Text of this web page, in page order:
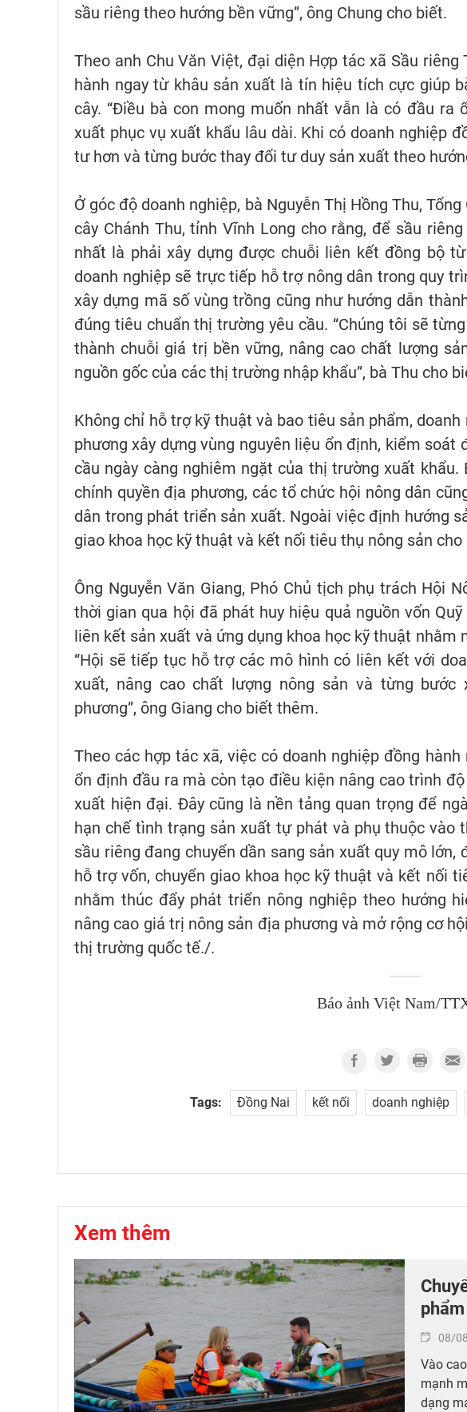
sầu riêng theo hướng bền vững”, ông Chung cho biết.
Theo anh Chu Văn Việt, đại diện Hợp tác xã Sầu
hành ngay từ khâu sản xuất là tín hiệu tích cực giúp
cây. “Điều bà con mong muốn nhất vẫn là có đầu ra
xuất phục vụ xuất khẩu lâu dài. Khi có doanh nghiệp
tư hơn và từng bước thay đổi tư duy sản xuất theo
Ở góc độ doanh nghiệp, bà Nguyễn Thị Hồng Thu,
cây Chánh Thu, tỉnh Vĩnh Long cho rằng, để sầu
nhất là phải xây dựng được chuỗi liên kết đồng bộ
doanh nghiệp sẽ trực tiếp hỗ trợ nông dân trong quy
xây dựng mã số vùng trồng cũng như hướng dẫn
đúng tiêu chuẩn thị trường yêu cầu. “Chúng tôi sẽ
thành chuỗi giá trị bền vững, nâng cao chất lượng
nguồn gốc của các thị trường nhập khẩu”, bà Thu cho
Không chỉ hỗ trợ kỹ thuật và bao tiêu sản phẩm,
phương xây dựng vùng nguyên liệu ổn định, kiểm
cầu ngày càng nghiêm ngặt của thị trường xuất
chính quyền địa phương, các tổ chức hội nông dân
dân trong phát triển sản xuất. Ngoài việc định hướng
giao khoa học kỹ thuật và kết nối tiêu thụ nông sản cho
Ông Nguyễn Văn Giang, Phó Chủ tịch phụ trách Hội
thời gian qua hội đã phát huy hiệu quả nguồn vốn
liên kết sản xuất và ứng dụng khoa học kỹ thuật nhằm
“Hội sẽ tiếp tục hỗ trợ các mô hình có liên kết với
xuất, nâng cao chất lượng nông sản và từng bước
phương”, ông Giang cho biết thêm.
Theo các hợp tác xã, việc có doanh nghiệp đồng
ổn định đầu ra mà còn tạo điều kiện nâng cao trình
xuất hiện đại. Đây cũng là nền tảng quan trọng để
hạn chế tình trạng sản xuất tự phát và phụ thuộc vào
sầu riêng đang chuyển dần sang sản xuất quy mô
hỗ trợ vốn, chuyển giao khoa học kỹ thuật và kết nối
nhằm thúc đẩy phát triển nông nghiệp theo hướng
nâng cao giá trị nông sản địa phương và mở rộng cơ
thị trường quốc tế./.
Báo ảnh Việt Nam/
Tags: Đồng Nai kết nối doanh nghiệp
Xem thêm
08/
Vào
mạnh
dạng